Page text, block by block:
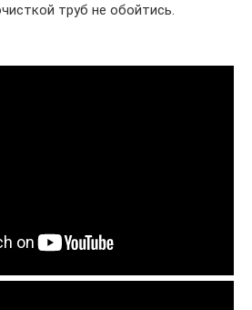
труб не обойтись.